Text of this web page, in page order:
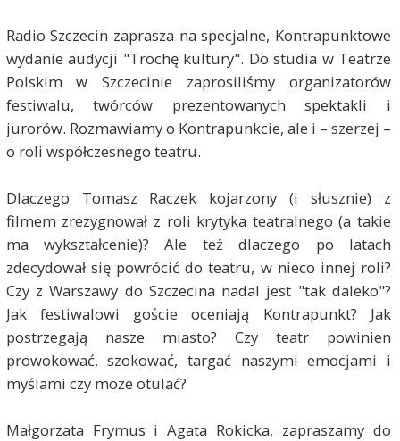
Radio Szczecin zaprasza na specjalne, Kontrapunktowe
wydanie audycji "Trochę kultury". Do studia w Teatrze
Polskim w Szczecinie zaprosiliśmy organizatorów
festiwalu, twórców prezentowanych spektakli i
jurorów. Rozmawiamy o Kontrapunkcie, ale i – szerzej –
o roli współczesnego teatru.
Dlaczego Tomasz Raczek kojarzony (i słusznie) z
filmem zrezygnował z roli krytyka teatralnego (a takie
ma wykształcenie)? Ale też dlaczego po latach
zdecydował się powrócić do teatru, w nieco innej roli?
Czy z Warszawy do Szczecina nadal jest "tak daleko"?
Jak festiwalowi goście oceniają Kontrapunkt? Jak
postrzegają nasze miasto? Czy teatr powinien
prowokować, szokować, targać naszymi emocjami i
myślami czy może otulać?
Małgorzata Frymus i Agata Rokicka, zapraszamy do